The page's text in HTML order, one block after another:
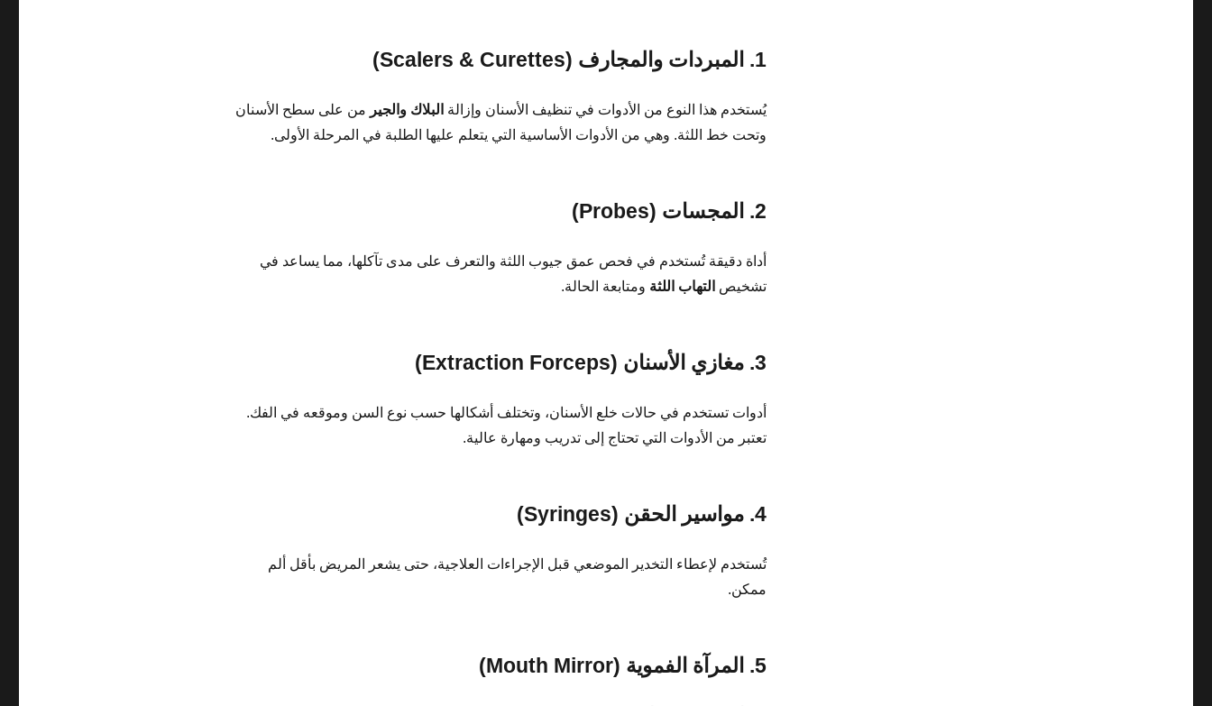
1. المبردات والمجارف (Scalers & Curettes)
يُستخدم هذا النوع من الأدوات في تنظيف الأسنان وإزالة البلاك والجير من على سطح الأسنان
وتحت خط اللثة. وهي من الأدوات الأساسية التي يتعلم عليها الطلبة في المرحلة الأولى.
2. المجسات (Probes)
أداة دقيقة تُستخدم في فحص عمق جيوب اللثة والتعرف على مدى تآكلها، مما يساعد في
تشخيص التهاب اللثة ومتابعة الحالة.
3. مغازي الأسنان (Extraction Forceps)
أدوات تستخدم في حالات خلع الأسنان، وتختلف أشكالها حسب نوع السن وموقعه في الفك.
تعتبر من الأدوات التي تحتاج إلى تدريب ومهارة عالية.
4. مواسير الحقن (Syringes)
تُستخدم لإعطاء التخدير الموضعي قبل الإجراءات العلاجية، حتى يشعر المريض بأقل ألم
ممكن.
5. المرآة الفموية (Mouth Mirror)